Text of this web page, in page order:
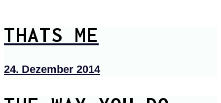
THATS ME
24. Dezember 2014